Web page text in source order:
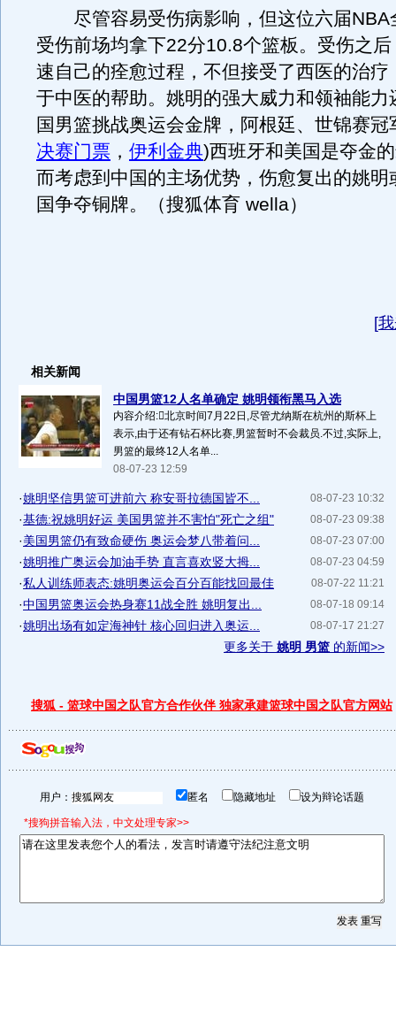
尽管容易受伤病影响，但这位六届NBA
受伤前场均拿下22分10.8个篮板。受伤之
速自己的痊愈过程，不但接受了西医的治疗
于中医的帮助。姚明的强大威力和领袖能力
国男篮挑战奥运会金牌，阿根廷、世锦赛冠
决赛门票 ， 伊利金典)西班牙和美国是夺金
而考虑到中国的主场优势，伤愈复出的姚明
国争夺铜牌。（搜狐体育 wella）
[
相关新闻
中国男篮12人名单确定 姚明领衔黑马入选
内容介绍:北京时间7月22日,尽管尤纳斯在杭州的斯杯上
表示,由于还有钻石杯比赛,男篮暂时不会裁员.不过,实际上,
男篮的最终12人名单...
08-07-23 12:59
08-07-23 10:32
·姚明坚信男篮可进前六 称安哥拉德国皆不...
08-07-23 09:38
·基德:祝姚明好运 美国男篮并不害怕"死亡之组"
08-07-23 07:00
·美国男篮仍有致命硬伤 奥运会梦八带着问...
08-07-23 04:59
·姚明推广奥运会加油手势 直言喜欢竖大拇...
08-07-22 11:21
·私人训练师表态:姚明奥运会百分百能找回最佳
08-07-18 09:14
·中国男篮奥运会热身赛11战全胜 姚明复出...
08-07-17 21:27
·姚明出场有如定海神针 核心回归进入奥运...
更多关于 姚明 男篮 的新闻>>
搜狐 - 篮球中国之队官方合作伙伴 独家承建篮球中国之队官方网站
用户： 匿名 隐藏地址 设为辩论话题
*搜狗拼音输入法，中文处理专家>>